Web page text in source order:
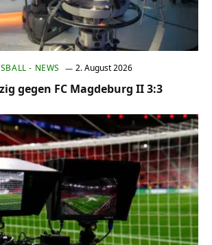
- NEWS 2. August 2026
gegen FC Magdeburg II 3:3